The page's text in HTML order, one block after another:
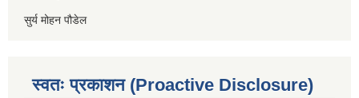
सुर्य मोहन पौडेल
स्वतः प्रकाशन (Proactive Disclosure)